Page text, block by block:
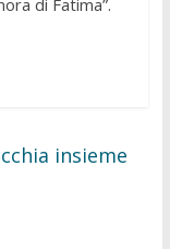
insieme